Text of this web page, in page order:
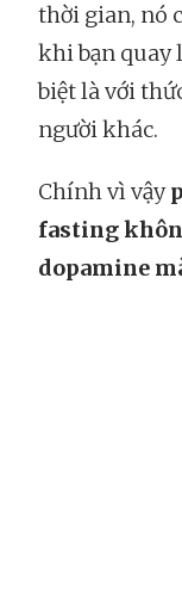
thời gian, nó
khi bạn quay
biệt là với
người khác.
Chính vì vậy
fasting
dopamine